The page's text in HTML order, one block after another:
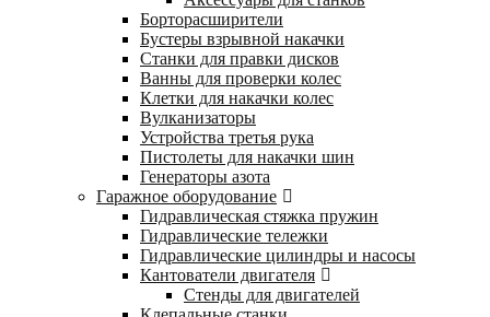
Борторасширители
Бустеры взрывной накачки
Станки для правки дисков
Ванны для проверки колес
Клетки для накачки колес
Вулканизаторы
Устройства третья рука
Пистолеты для накачки шин
Генераторы азота
Гаражное оборудование
Гидравлическая стяжка пружин
Гидравлические тележки
Гидравлические цилиндры и насосы
Кантователи двигателя
Стенды для двигателей